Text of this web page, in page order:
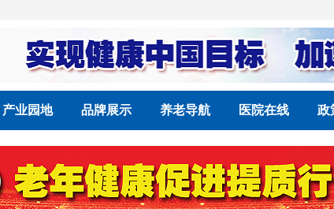
产业园地 品牌展示 养老导航 医院在线 政